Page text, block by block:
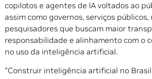
copilotos e agentes de IA voltados ao
assim como governos, serviços públicos,
pesquisadores que buscam maior
responsabilidade e alinhamento com o
no uso da inteligência artificial.
“Construir inteligência artificial no